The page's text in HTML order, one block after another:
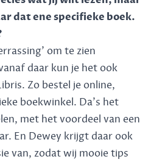
dat ene specifieke boek.
om te zien
daar kun je het ook
Zo bestel je online,
boekwinkel. Da's het
met het voordeel van een
En Dewey krijgt daar ook
van, zodat wij mooie tips